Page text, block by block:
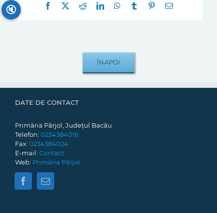
Facebook
RedditLinkedInWhatsApp
Tumblr Pinterest
E-
DATE DE CONTACT
Primăria Pârjol, Județul Bacău
Telefon: 0234384016
Fax: 0234384024
E-mail: Contact
Web: Primăria Pârjol
🔇